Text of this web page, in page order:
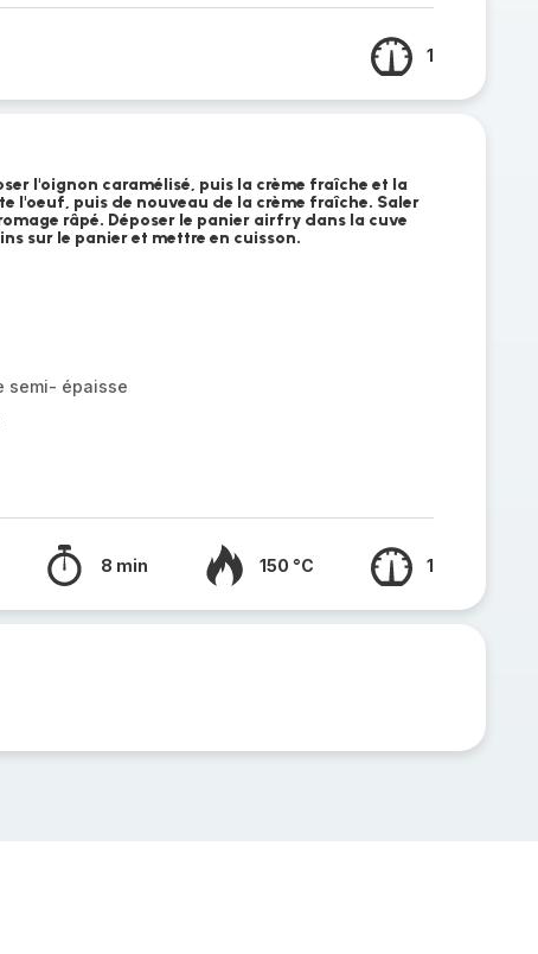
1
l'oignon caramélisé, puis la crème fraîche et la
l'oeuf, puis de nouveau de la crème fraîche. Saler
râpé. Déposer le panier airfry dans la cuve
sur le panier et mettre en cuisson.
semi- épaisse
8 min 150 °C 1